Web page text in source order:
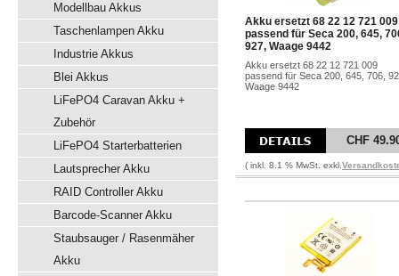
Modellbau Akkus
Taschenlampen Akku
Industrie Akkus
Blei Akkus
LiFePO4 Caravan Akku +
Zubehör
LiFePO4 Starterbatterien
Lautsprecher Akku
RAID Controller Akku
Barcode-Scanner Akku
Staubsauger / Rasenmäher
Akku
Akku ersetzt 68 22 12 721 009
passend für Seca 200, 645,
927, Waage 9442
Akku ersetzt 68 22 12 721 009
passend für Seca 200, 645, 706,
Waage 9442
CHF
( inkl. 8.1 % MwSt. exkl.